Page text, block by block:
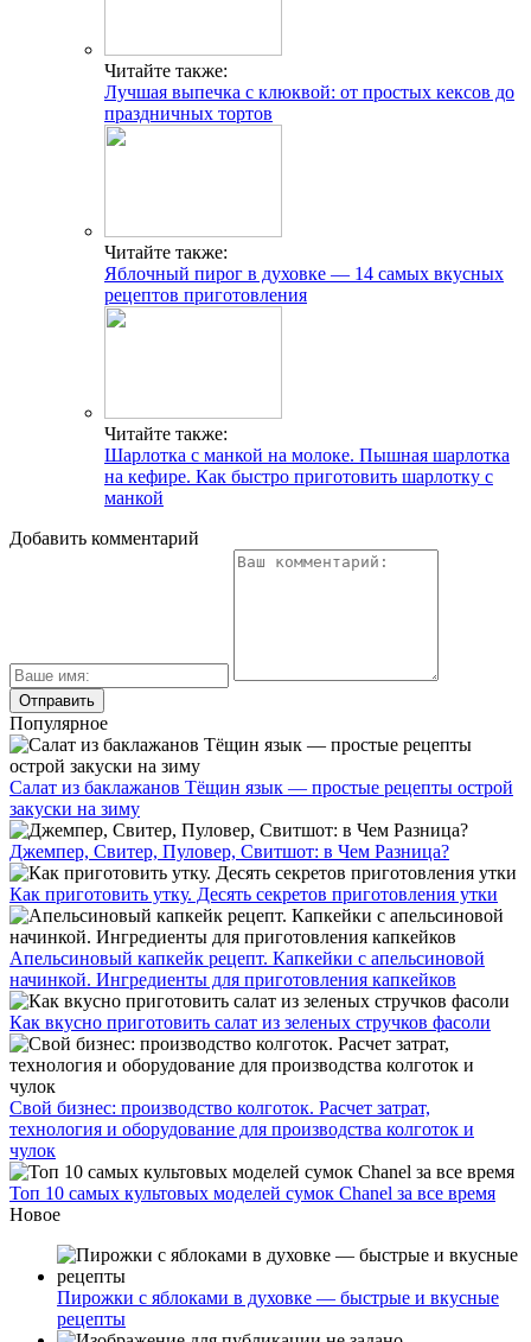
Читайте также:
Лучшая выпечка с клюквой: от простых кексов до
праздничных тортов
Читайте также:
Яблочный пирог в духовке — 14 самых вкусных
рецептов приготовления
Читайте также:
Шарлотка с манкой на молоке. Пышная шарлотка
на кефире. Как быстро приготовить шарлотку с
манкой
Добавить комментарий
Популярное
Салат из баклажанов Тёщин язык — простые рецепты острой
закуски на зиму
Джемпер, Свитер, Пуловер, Свитшот: в Чем Разница?
Как приготовить утку. Десять секретов приготовления утки
Апельсиновый капкейк рецепт. Капкейки с апельсиновой
начинкой. Ингредиенты для приготовления капкейков
Как вкусно приготовить салат из зеленых стручков фасоли
Свой бизнес: производство колготок. Расчет затрат,
технология и оборудование для производства колготок и
чулок
Топ 10 самых культовых моделей сумок Chanel за все время
Новое
Пирожки с яблоками в духовке — быстрые и вкусные
рецепты